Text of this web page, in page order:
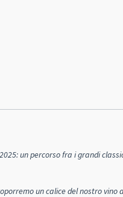
un percorso fra i grandi
un calice del nostro